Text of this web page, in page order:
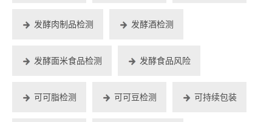
发酵肉制品检测 发酵酒检测
发酵面米食品检测 发酵食品风险
可可脂检测 可可豆检测 可持续包装